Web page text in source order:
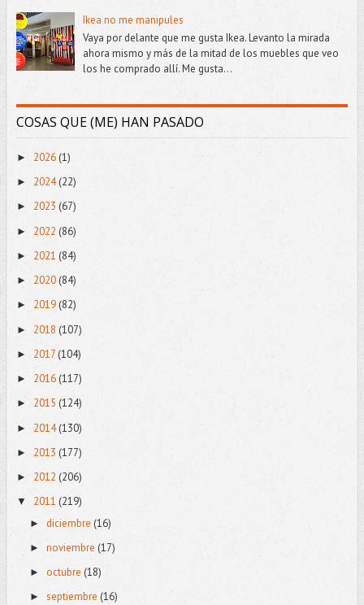
Ikea no me manipules
Vaya por delante que me gusta Ikea. Levanto la mirada
ahora mismo y más de la mitad de los muebles que veo
los he comprado allí. Me gusta...
COSAS QUE (ME) HAN PASADO
► 2026(1)
► 2024(22)
► 2023 (67)
► 2022 (86)
► 2021 (84)
► 2020(84)
► 2019 (82)
► 2018 (107)
► 2017(104)
► 2016 (117)
► 2015 (124)
► 2014(130)
► 2013 (177)
► 2012 (206)
▼ 2011 (219)
► diciembre (16)
► noviembre (17)
► octubre (18)
► septiembre (16)